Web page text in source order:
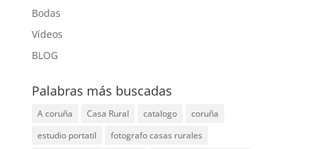
Bodas
Vídeos
BLOG
Palabras más buscadas
A coruña Casa Rural catalogo
coruña
estudio portatil
fotografo casas rurales